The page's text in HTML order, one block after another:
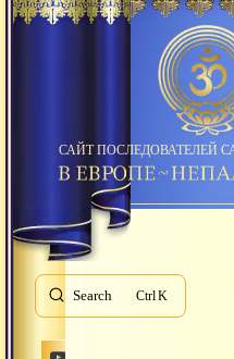
САЙТ ПОСЛЕДОВАТЕЛЕЙ
Search K